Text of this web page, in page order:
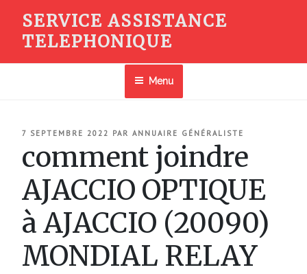
contenu
SERVICE ASSISTANCE
TELEPHONIQUE
Menu
PUBLIÉ
7 SEPTEMBRE 2022 PAR ANNUAIRE GÉNÉRALISTE
comment joindre
AJACCIO OPTIQUE
à AJACCIO (20090)
MONDIAL RELAY